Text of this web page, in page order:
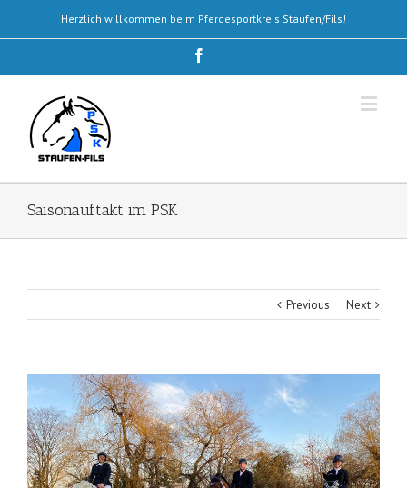
Herzlich willkommen beim Pferdesportkreis Staufen/Fils!
Saisonauftakt im PSK
Previous Next